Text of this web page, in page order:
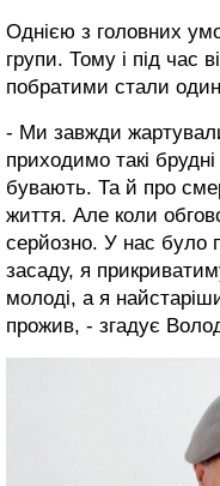
Однією з головних
групи. Тому і під час
побратими стали
- Ми завжди
приходимо такі
бувають. Та й про
життя. Але коли
серйозно. У нас було
засаду, я
молоді, а я
прожив, - згадує